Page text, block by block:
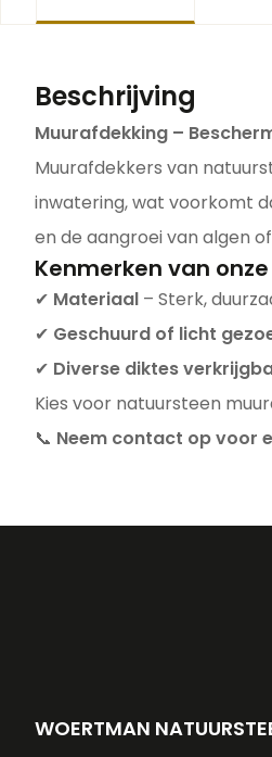
Beschrijving
Muurafdekking –
Muurafdekkers van
inwatering, wat voorkomt
en de aangroei van algen
Kenmerken van
✔ Materiaal – Sterk,
✔ Geschuurd of licht
✔ Diverse diktes
Kies voor natuursteen
📞 Neem contact op voor
WOERTMAN